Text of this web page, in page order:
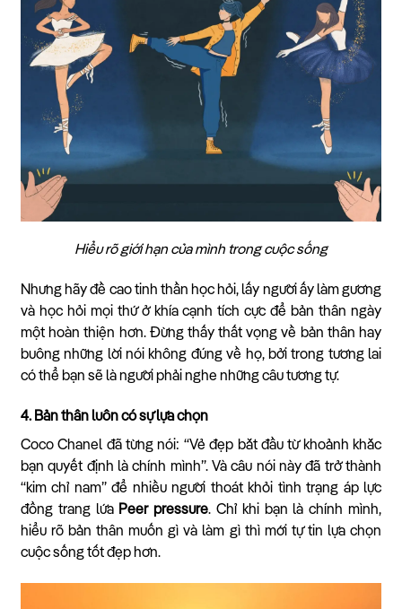
Hiểu rõ giới hạn của mình trong cuộc sống
Nhưng hãy đề cao tinh thần học hỏi, lấy người ấy làm gương
và học hỏi mọi thứ ở khía cạnh tích cực để bản thân ngày
một hoàn thiện hơn. Đừng thấy thất vọng về bản thân hay
buông những lời nói không đúng về họ, bởi trong tương lai
có thể bạn sẽ là người phải nghe những câu tương tự.
4. Bản thân luôn có sự lựa chọn
Coco Chanel đã từng nói: “Vẻ đẹp bắt đầu từ khoảnh khắc
bạn quyết định là chính mình”. Và câu nói này đã trở thành
“kim chỉ nam” để nhiều người thoát khỏi tình trạng áp lực
đồng trang lứa Peer pressure. Chỉ khi bạn là chính mình,
hiểu rõ bản thân muốn gì và làm gì thì mới tự tin lựa chọn
cuộc sống tốt đẹp hơn.